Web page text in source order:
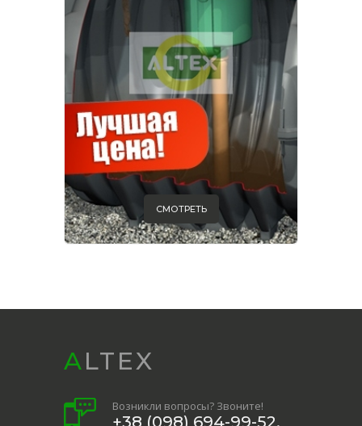
СМОТРЕТЬ
ALTEX
Возникли вопросы? Звоните!
+38 (098) 694-99-52,